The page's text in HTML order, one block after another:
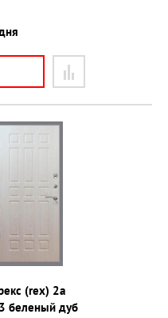
(rex) 2а
беленый дуб